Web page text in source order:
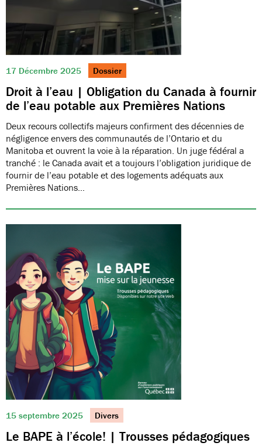
17 Décembre 2025 Dossier
Droit à l’eau | Obligation du Canada à fournir
de l’eau potable aux Premières Nations
Deux recours collectifs majeurs confirment des décennies de
négligence envers des communautés de l’Ontario et du
Manitoba et ouvrent la voie à la réparation. Un juge fédéral a
tranché : le Canada avait et a toujours l’obligation juridique de
fournir de l’eau potable et des logements adéquats aux
Premières Nations…
15 septembre 2025 Divers
Le BAPE à l’école! | Trousses pédagogiques